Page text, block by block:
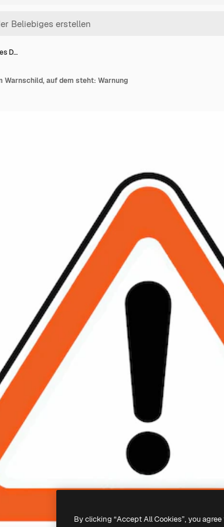
D…
Warnschild, auf dem steht: Warnung
By clicking “Accept All Cookies”, you